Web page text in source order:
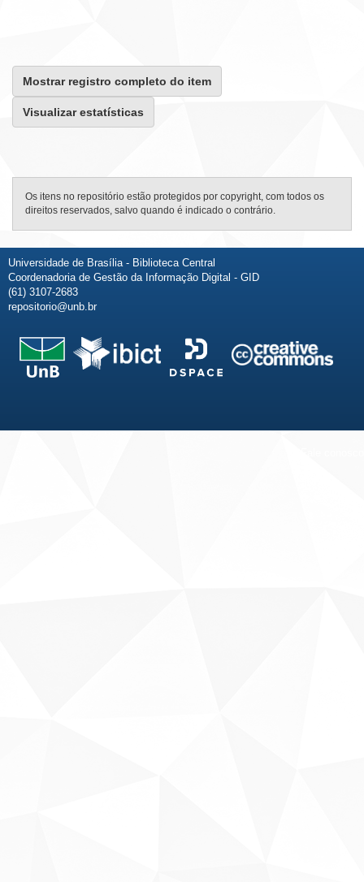
Mostrar registro completo do item
Visualizar estatísticas
Os itens no repositório estão protegidos por copyright, com todos os
direitos reservados, salvo quando é indicado o contrário.
Universidade de Brasília - Biblioteca Central
Coordenadoria de Gestão da Informação Digital - GID
(61) 3107-2683
repositorio@unb.br